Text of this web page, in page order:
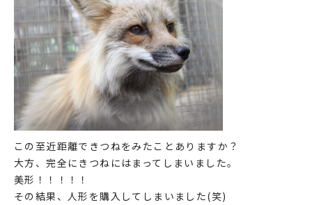
この至近距離できつねをみたことありますか？
大方、完全にきつねにはまってしまいました。
美形！！！！！
その結果、人形を購入してしまいました(笑)